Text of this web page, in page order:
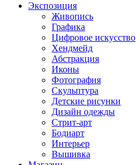
Экспозиция
Живопись
Графика
Цифровое искусство
Хендмейд
Абстракция
Иконы
Фотография
Скульптура
Детские рисунки
Дизайн одежды
Стрит-арт
Бодиарт
Интерьер
Вышивка